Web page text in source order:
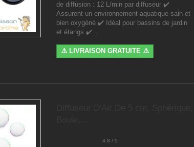
de diffusion : 12 L/min par diffuseur ✔️
Assurent un environnement aquatique sain et
bien oxygéné ✔️ Idéal pour bassins de jardin
et étangs ✔️...
⚠️ LIVRAISON GRATUITE ⚠️
4.8 / 5